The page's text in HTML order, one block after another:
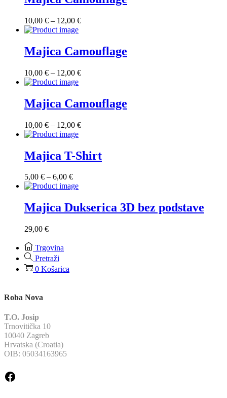
10,00 € – 12,00 €Raspon
10,00 €
do
Majica Camouflage
10,00 € – 12,00 €Raspon
10,00 €
do
Majica Camouflage
10,00 € – 12,00 €Raspon
10,00 €
do
Majica T-Shirt
5,00 € – 6,00 €Raspon
cijena:
5,00 €
do
Majica Dukserica 3D bez podstave
29,00 €
Trgovina
Pretraži
0 Košarica
Roba Nova
T.O. Josip
Trnovitička 10
10040 Zagreb
Hrvatska (Croatia)
OIB: 05034163965
Facebook